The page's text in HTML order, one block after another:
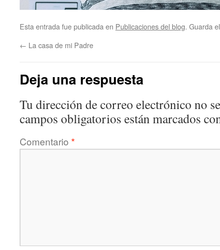
Esta entrada fue publicada en Publicaciones del blog. Guarda
← La casa de mi Padre
Deja una respuesta
Tu dirección de correo electrónico no
campos obligatorios están marcados
Comentario *